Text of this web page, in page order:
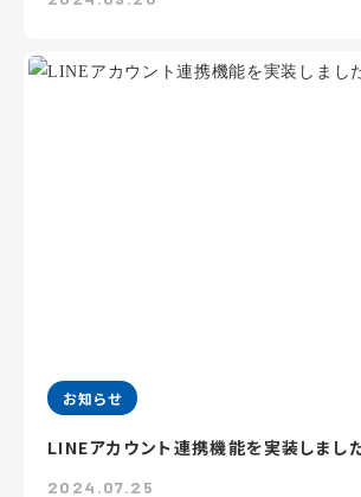
お知らせ
LINEアカウント連携機能を実装しました
2024.07.25